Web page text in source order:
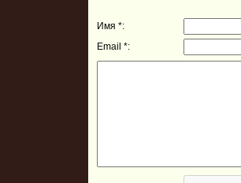
Имя *:
Email *: